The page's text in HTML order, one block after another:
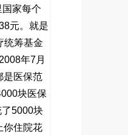
国家每个
元。就是
统筹基金
2008年7月
是医保范
块医保
5000块
你住院花